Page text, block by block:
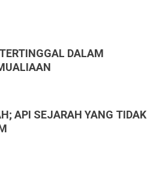
DALAM
API SEJARAH YANG TIDAK